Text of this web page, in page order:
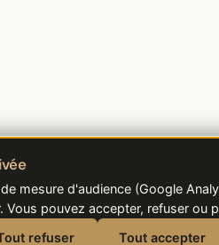
mesure d'audience (Google
Vous pouvez accepter, refuser ou
refuser Tout accepter